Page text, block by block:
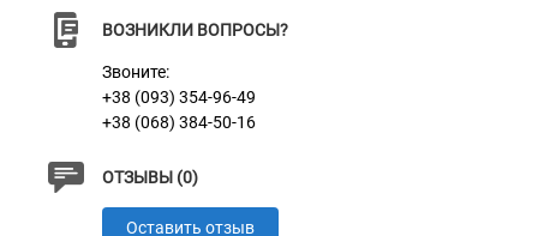
ВОЗНИКЛИ ВОПРОСЫ?
Звоните:
+38 (093) 354-96-49
+38 (068) 384-50-16
ОТЗЫВЫ (0)
Оставить отзыв